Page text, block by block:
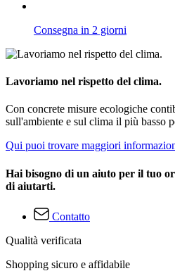
Consegna in 2 giorni
Lavoriamo nel rispetto del clima.
Con concrete misure ecologiche
sull'ambiente e sul clima il più basso
Qui puoi trovare maggiori
Hai bisogno di un aiuto per il tuo
di aiutarti.
Contatto
Qualità verificata
Shopping sicuro e affidabile